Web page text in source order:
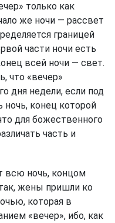
только как
же ночи — рассвет
границей
части ночи есть
всей ночи — свет.
что «вечер»
дня недели, если под
конец которой
для божественного
часть и
всю ночь, концом
жены пришли ко
которая в
«вечер», ибо, как